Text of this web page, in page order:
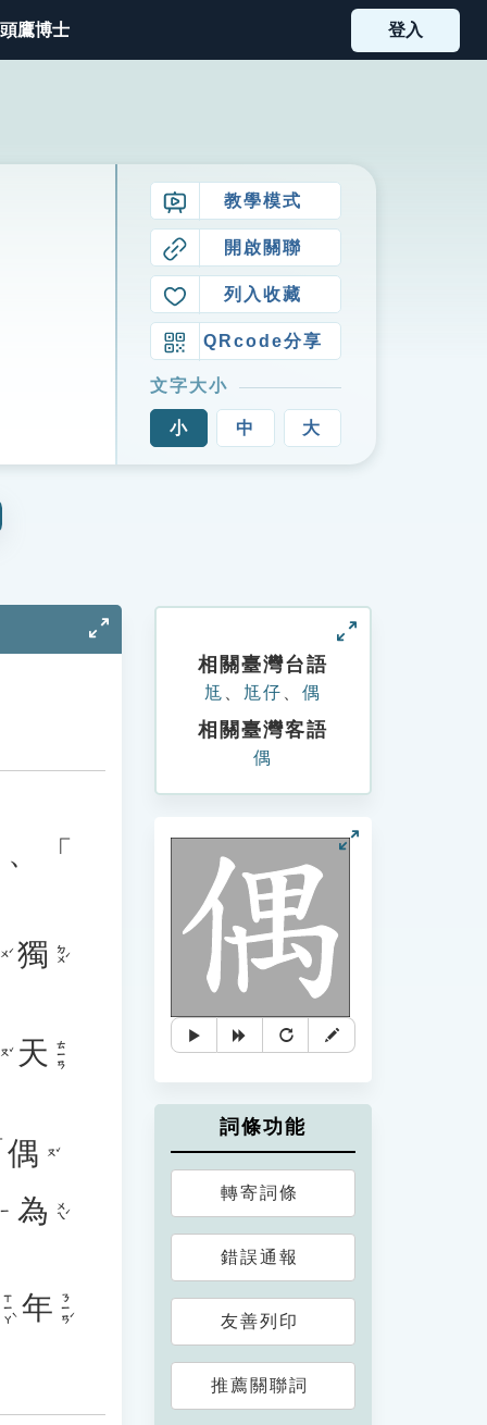
鷹博士 登入
教學模式
開啟關聯
列入收藏
QRcode分享
文字大小
小 中 大
「
ㄨˊ 獨 ㄉㄨˊ
ㄡˇ 天 ㄊㄧㄢ
偶 ㄡˇ
ㄧ 為 ㄨㄟˊ
ㄒㄧㄚˋ 年 ㄋㄧㄢˊ
相關臺灣台語
尪 尪仔 偶
相關臺灣客語
偶
詞條功能
轉寄詞條
錯誤通報
友善列印
推薦關聯詞